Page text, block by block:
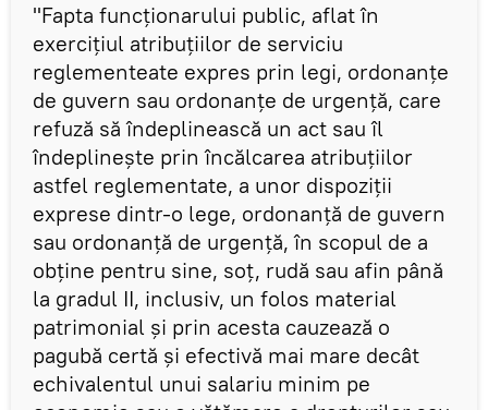
"Fapta funcționarului public, aflat în
exercițiul atribuțiilor de serviciu
reglementeate expres prin legi, ordonanțe
de guvern sau ordonanțe de urgență, care
refuză să îndeplinească un act sau îl
îndeplinește prin încălcarea atribuțiilor
astfel reglementate, a unor dispoziții
exprese dintr-o lege, ordonanță de guvern
sau ordonanță de urgență, în scopul de a
obține pentru sine, soț, rudă sau afin până
la gradul II, inclusiv, un folos material
patrimonial și prin acesta cauzează o
pagubă certă și efectivă mai mare decât
echivalentul unui salariu minim pe